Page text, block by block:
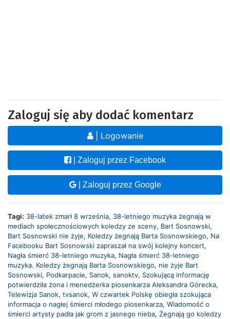
Zaloguj się aby dodać komentarz
| Logowanie
| Zaloguj przez Facebook
| Zaloguj przez Google
Tagi: 38-latek zmarł 8 września, 38-letniego muzyka żegnają w
mediach społecznościowych koledzy ze sceny, Bart Sosnowski,
Bart Sosnowski nie żyje, Koledzy żegnają Barta Sosnowskiego, Na
Facebooku Bart Sosnowski zapraszał na swój kolejny koncert,
Nagła śmierć 38-letniego muzyka, Nagła śmierć 38-letniego
muzyka. Koledzy żegnają Barta Sosnowskiego, nie żyje Bart
Sosnowski, Podkarpacie, Sanok, sanoktv, Szokującą informację
potwierdziła żona i menedżerka piosenkarza Aleksandra Górecka,
Telewizja Sanok, tvsanok, W czwartek Polskę obiegła szokująca
informacja o nagłej śmierci młodego piosenkarza, Wiadomość o
śmierci artysty padła jak grom z jasnego nieba, Żegnają go koledzy